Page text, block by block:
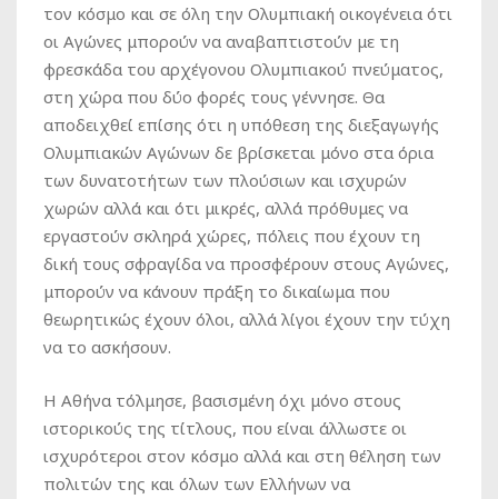
τον κόσμο και σε όλη την Ολυμπιακή οικογένεια ότι
οι Αγώνες μπορούν να αναβαπτιστούν με τη
φρεσκάδα του αρχέγονου Ολυμπιακού πνεύματος,
στη χώρα που δύο φορές τους γέννησε. Θα
αποδειχθεί επίσης ότι η υπόθεση της διεξαγωγής
Ολυμπιακών Αγώνων δε βρίσκεται μόνο στα όρια
των δυνατοτήτων των πλούσιων και ισχυρών
χωρών αλλά και ότι μικρές, αλλά πρόθυμες να
εργαστούν σκληρά χώρες, πόλεις που έχουν τη
δική τους σφραγίδα να προσφέρουν στους Αγώνες,
μπορούν να κάνουν πράξη το δικαίωμα που
θεωρητικώς έχουν όλοι, αλλά λίγοι έχουν την τύχη
να το ασκήσουν.
Η Αθήνα τόλμησε, βασισμένη όχι μόνο στους
ιστορικούς της τίτλους, που είναι άλλωστε οι
ισχυρότεροι στον κόσμο αλλά και στη θέληση των
πολιτών της και όλων των Ελλήνων να